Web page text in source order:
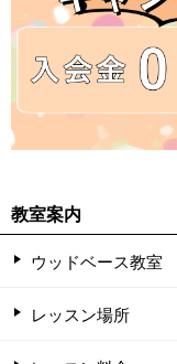
教室案内
ウッドベース教室
レッスン場所